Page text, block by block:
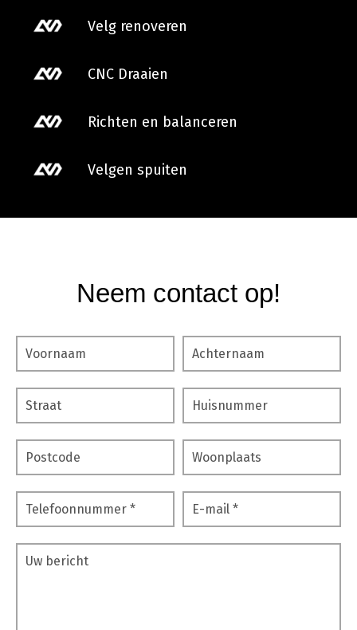
Velg renoveren
CNC Draaien
Richten en balanceren
Velgen spuiten
Neem contact op!